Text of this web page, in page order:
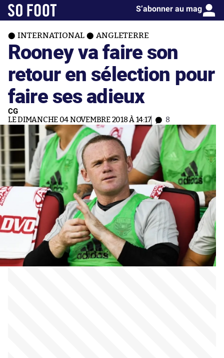
S’abonner au mag
INTERNATIONAL ANGLETERRE
Rooney va faire son
retour en sélection pour
faire ses adieux
CG
LE DIMANCHE 04 NOVEMBRE 2018 À 14:17 8